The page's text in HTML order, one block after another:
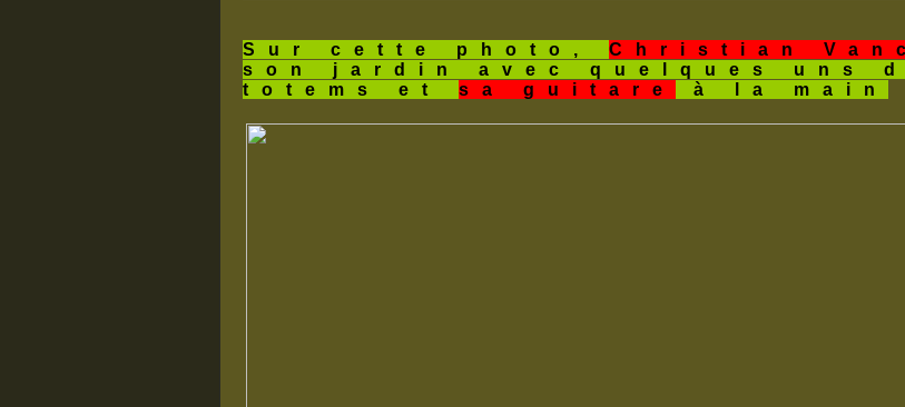
Sur cette photo, Christian
son jardin avec quelques uns
totems et sa guitare à la main